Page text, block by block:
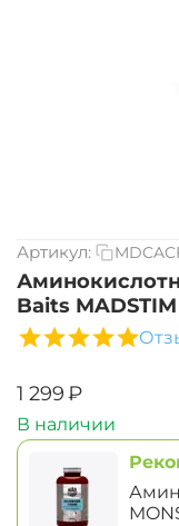
Артикул:
Baits MADSTIM
‍1 299‍₽
В наличии